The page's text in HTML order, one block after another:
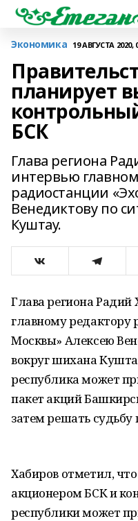
Экономика 19 АВГУСТА 2020,
планирует
БСК
Глава региона
интервью
радиостанции
Венедиктову по
Куштау.
Глава региона
главному редактору
Москвы» Алексею
вокруг шихана
республика может
пакет акций
затем решать судьбу
Хабиров отметил,
акционером БСК и
республики может